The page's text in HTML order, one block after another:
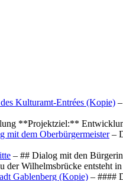
Kulturamt-Entrées (Kopie)
**Projektziel:**
mit dem Oberbürgermeister–
– ## Dialog mit den
der Wilhelmsbrücke entsteht
Gablenberg (Kopie) – ####